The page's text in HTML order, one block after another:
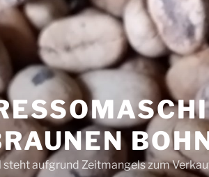
aufgrund Zeitmangels zum